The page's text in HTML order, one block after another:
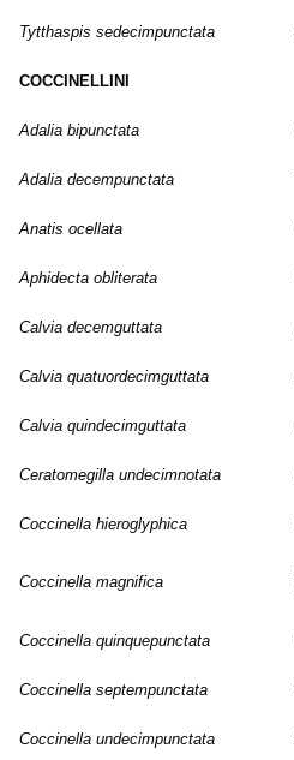
Tytthaspis sedecimpunctata
COCCINELLINI
Adalia bipunctata
Adalia decempunctata
Anatis ocellata
Aphidecta obliterata
Calvia decemguttata
Calvia quatuordecimguttata
Calvia quindecimguttata
Ceratomegilla undecimnotata
Coccinella hieroglyphica
Coccinella magnifica
Coccinella quinquepunctata
Coccinella septempunctata
Coccinella undecimpunctata